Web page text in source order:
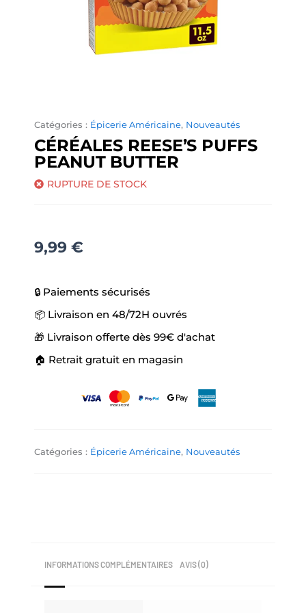
Catégories : Épicerie Américaine, Nouveautés
CÉRÉALES REESE’S PUFFS
PEANUT BUTTER
RUPTURE DE STOCK
9,99 €
🔒 Paiements sécurisés
📦 Livraison en 48/72H ouvrés
🎁 Livraison offerte dès 99€ d'achat
🏠 Retrait gratuit en magasin
Catégories : Épicerie Américaine, Nouveautés
INFORMATIONS COMPLÉMENTAIRES AVIS (0)